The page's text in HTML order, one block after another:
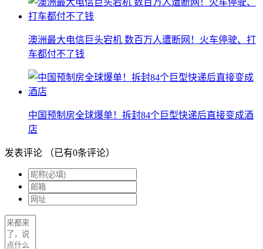
澳洲最大电信巨头宕机 数百万人遭断网！火车停驶、打
车都付不了钱
中国预制房全球爆单！拆封84个巨型快递后直接变成酒
店
发表评论 （已有0条评论）